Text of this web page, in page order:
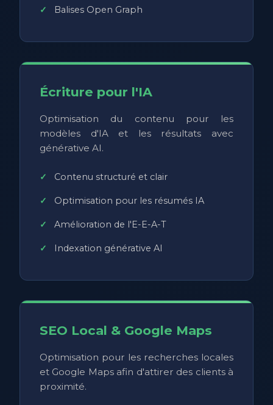
Balises Open Graph
Écriture pour l'IA
Optimisation du contenu pour les
modèles d'IA et les résultats avec
générative AI.
Contenu structuré et clair
Optimisation pour les résumés IA
Amélioration de l'E-E-A-T
Indexation générative AI
SEO Local & Google Maps
Optimisation pour les recherches locales
et Google Maps afin d'attirer des clients à
proximité.